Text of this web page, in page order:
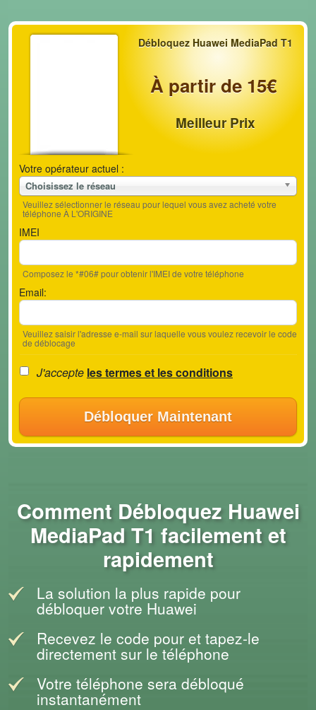
Débloquez Huawei MediaPad T1
À partir de 15€
Meilleur Prix
Votre opérateur actuel :
Choisissez le réseau
Veuillez sélectionner le réseau pour lequel vous avez acheté votre
téléphone À L'ORIGINE
IMEI
Composez le *#06# pour obtenir l'IMEI de votre téléphone
Email:
Veuillez saisir l'adresse e-mail sur laquelle vous voulez recevoir le code
de déblocage
J'accepte les termes et les conditions
Débloquer Maintenant
Comment Débloquez Huawei
MediaPad T1 facilement et
rapidement
La solution la plus rapide pour
débloquer votre Huawei
Recevez le code pour et tapez-le
directement sur le téléphone
Votre téléphone sera débloqué
instantanément